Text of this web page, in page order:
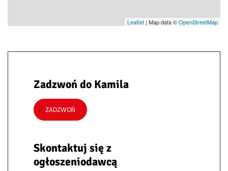
Leaflet | Map data ©OpenStreetMap
Zadzwoń do Kamila
ZADZWOŃ
Skontaktuj się z
ogłoszeniodawcą